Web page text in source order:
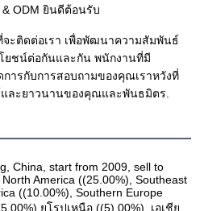
& ODM ยินดีต้อนรับ
ะติดต่อเรา เพื่อพัฒนาความสัมพันธ์
ยชน์ต่อกันและกัน พนักงานที่มี
ารกับการสอบถามของคุณเราหวังที่
ละยาวนานของคุณและพันธมิตร.
China, start from 2009, sell to
America ((25.00%), Southeast
((10.00%), Southern Europe
ยุโรปเหนือ ((5).00%), เอเชีย